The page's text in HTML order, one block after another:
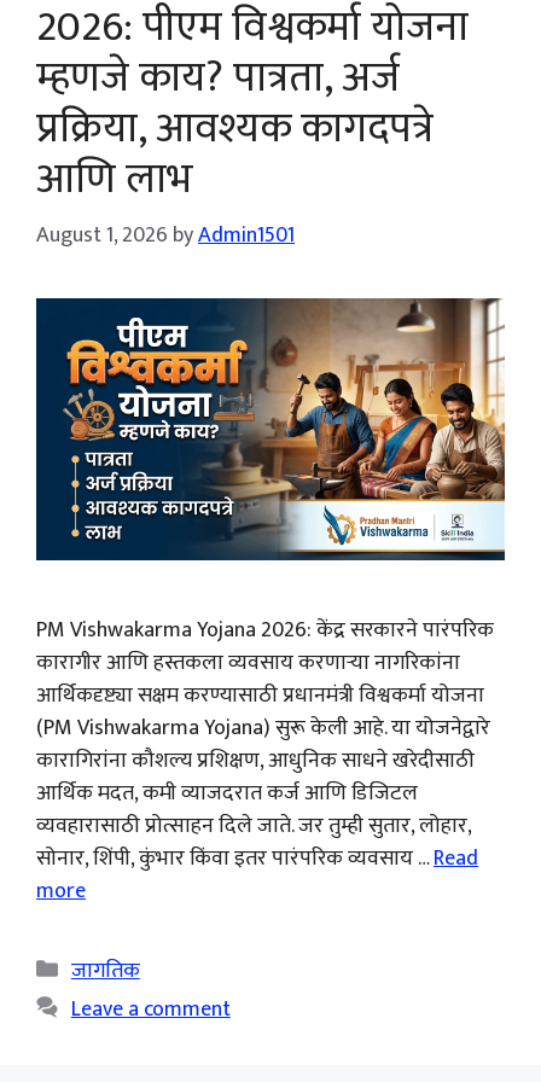
2026: पीएम विश्वकर्मा योजना
म्हणजे काय? पात्रता, अर्ज
प्रक्रिया, आवश्यक कागदपत्रे
आणि लाभ
August 1, 2026 byAdmin1501
PM Vishwakarma Yojana 2026: केंद्र सरकारने पारंपरिक
कारागीर आणि हस्तकला व्यवसाय करणाऱ्या नागरिकांना
आर्थिकदृष्ट्या सक्षम करण्यासाठी प्रधानमंत्री विश्वकर्मा योजना
(PM Vishwakarma Yojana) सुरू केली आहे. या योजनेद्वारे
कारागिरांना कौशल्य प्रशिक्षण, आधुनिक साधने खरेदीसाठी
आर्थिक मदत, कमी व्याजदरात कर्ज आणि डिजिटल
व्यवहारासाठी प्रोत्साहन दिले जाते. जर तुम्ही सुतार, लोहार,
सोनार, शिंपी, कुंभार किंवा इतर पारंपरिक व्यवसाय …Read
more
Categories
जागतिक
Leave a comment